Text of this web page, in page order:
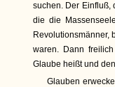
suchen. Der Einfluß,
die die
Revolutionsmänner,
waren. Dann
Glaube heißt und
Glauben